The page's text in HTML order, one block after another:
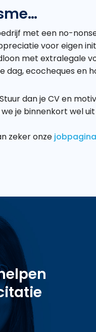
met een no-
voor eigen
met extralegale
ecocheques en
dan je CV en
je binnenkort wel
zeker onze jobpagina